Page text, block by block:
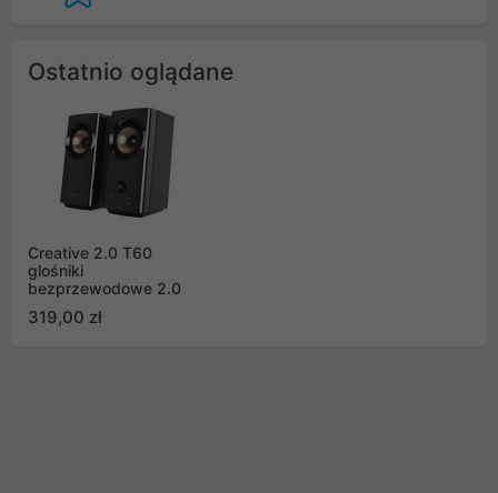
Ostatnio oglądane
Creative 2.0 T60
glośniki
bezprzewodowe 2.0
319,00 zł